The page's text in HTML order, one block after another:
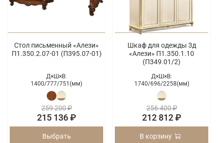
Стол письменный «Алези»
П1.350.2.07-01 (П395.07-01)
Д×Ш×В:
1400/777/751(мм)
259 200 ₽
215 136 ₽
Выбрать
Шкаф для одежды 3д
«Алези» П1.350.1.10
(П349.01/2)
Д×Ш×В:
1740/696/2258(мм)
256 400 ₽
212 812 ₽
В корзину